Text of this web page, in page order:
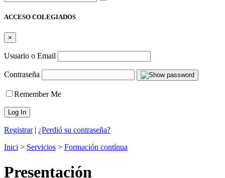
ACCESO COLEGIADOS
×
Usuario o Email
Contraseña
Remember Me
Registrar| ¿Perdió su contraseña?
Inici > Servicios > Formación contínua
Presentación